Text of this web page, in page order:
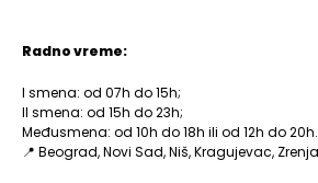
Radno vreme:
I smena: od 07h do 15h;
II smena: od 15h do 23h;
Međusmena: od 10h do 18h ili od 12h do 20h.
📍 Beograd, Novi Sad, Niš, Kragujevac,